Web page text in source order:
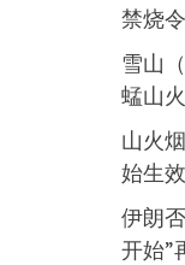
禁烧
雪山
蜢山
山火
始生效
伊朗
开始”